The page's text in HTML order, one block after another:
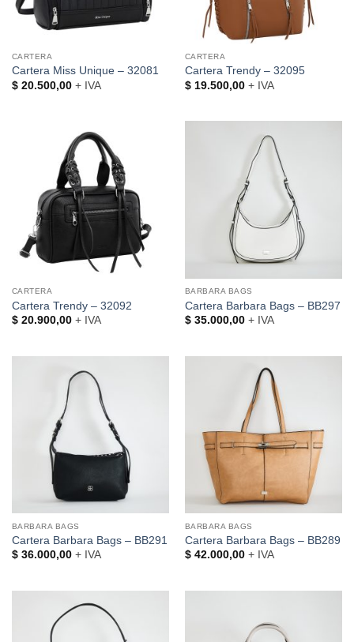
CARTERA
Cartera Miss Unique – 32081
$20.500,00+ IVA
CARTERA
Cartera Trendy – 32095
$19.500,00+ IVA
CARTERA
Cartera Trendy – 32092
$20.900,00+ IVA
BARBARA BAGS
Cartera Barbara Bags – BB297
$35.000,00+ IVA
BARBARA BAGS
Cartera Barbara Bags – BB291
$36.000,00+ IVA
BARBARA BAGS
Cartera Barbara Bags – BB289
$42.000,00+ IVA